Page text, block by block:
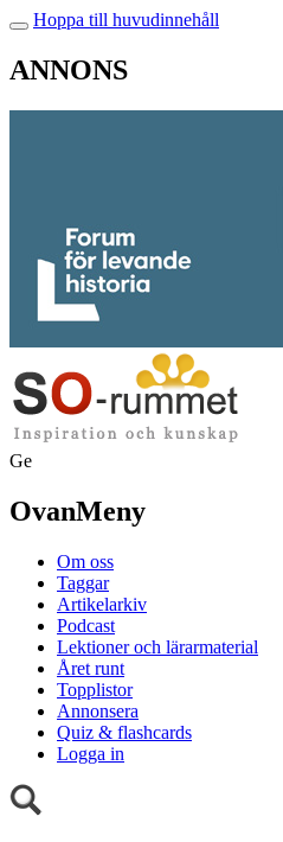
Hoppa till huvudinnehåll
ANNONS
Ge
OvanMeny
Om oss
Taggar
Artikelarkiv
Podcast
Lektioner och lärarmaterial
Året runt
Topplistor
Annonsera
Quiz & flashcards
Logga in